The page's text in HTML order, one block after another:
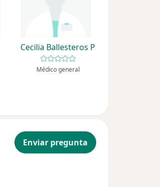
Cecilia Ballesteros P
Médico general
Enviar pregunta